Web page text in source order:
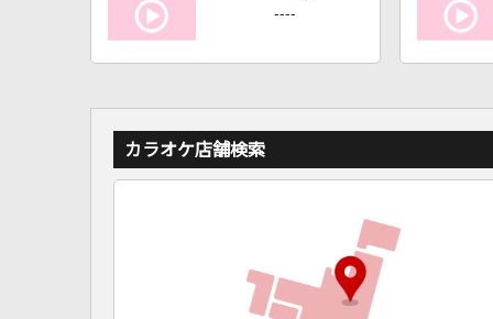
----
カラオケ店舗検索